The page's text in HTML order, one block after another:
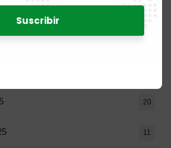
20
11